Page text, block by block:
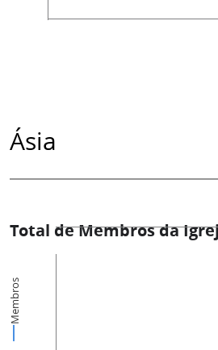
Ásia
Total de Membros da
Membros